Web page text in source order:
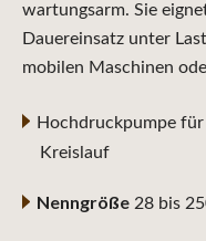
wartungsarm. Sie
Dauereinsatz unter
mobilen Maschinen
Hochdruckpumpe
Kreislauf
Nenngröße 28 bis